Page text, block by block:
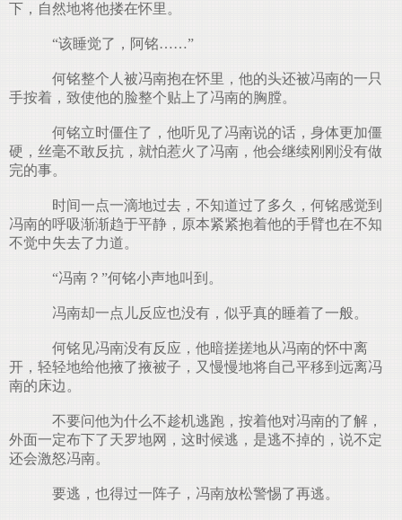
下，自然地将他搂在怀里。
“该睡觉了，阿铭……”
何铭整个人被冯南抱在怀里，他的头还被冯南的一只
手按着，致使他的脸整个贴上了冯南的胸膛。
何铭立时僵住了，他听见了冯南说的话，身体更加僵
硬，丝毫不敢反抗，就怕惹火了冯南，他会继续刚刚没有做
完的事。
时间一点一滴地过去，不知道过了多久，何铭感觉到
冯南的呼吸渐渐趋于平静，原本紧紧抱着他的手臂也在不知
不觉中失去了力道。
“冯南？”何铭小声地叫到。
冯南却一点儿反应也没有，似乎真的睡着了一般。
何铭见冯南没有反应，他暗搓搓地从冯南的怀中离
开，轻轻地给他掖了掖被子，又慢慢地将自己平移到远离冯
南的床边。
不要问他为什么不趁机逃跑，按着他对冯南的了解，
外面一定布下了天罗地网，这时候逃，是逃不掉的，说不定
还会激怒冯南。
要逃，也得过一阵子，冯南放松警惕了再逃。